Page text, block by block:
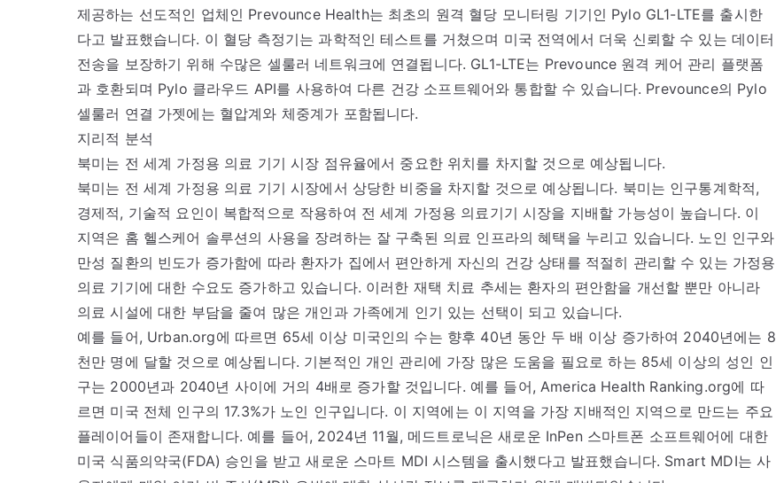
제공하는 선도적인 업체인 Prevounce Health는 최초의 원격 혈당 모니터링 기기인 Pylo GL1-LTE를 출시한
다고 발표했습니다. 이 혈당 측정기는 과학적인 테스트를 거쳤으며 미국 전역에서 더욱 신뢰할 수 있는 데이터
전송을 보장하기 위해 수많은 셀룰러 네트워크에 연결됩니다. GL1-LTE는 Prevounce 원격 케어 관리 플랫폼
과 호환되며 Pylo 클라우드 API를 사용하여 다른 건강 소프트웨어와 통합할 수 있습니다. Prevounce의 Pylo
셀룰러 연결 가젯에는 혈압계와 체중계가 포함됩니다.
지리적 분석
북미는 전 세계 가정용 의료 기기 시장 점유율에서 중요한 위치를 차지할 것으로 예상됩니다.
북미는 전 세계 가정용 의료 기기 시장에서 상당한 비중을 차지할 것으로 예상됩니다. 북미는 인구통계학적,
경제적, 기술적 요인이 복합적으로 작용하여 전 세계 가정용 의료기기 시장을 지배할 가능성이 높습니다. 이
지역은 홈 헬스케어 솔루션의 사용을 장려하는 잘 구축된 의료 인프라의 혜택을 누리고 있습니다. 노인 인구와
만성 질환의 빈도가 증가함에 따라 환자가 집에서 편안하게 자신의 건강 상태를 적절히 관리할 수 있는 가정용
의료 기기에 대한 수요도 증가하고 있습니다. 이러한 재택 치료 추세는 환자의 편안함을 개선할 뿐만 아니라
의료 시설에 대한 부담을 줄여 많은 개인과 가족에게 인기 있는 선택이 되고 있습니다.
예를 들어, Urban.org에 따르면 65세 이상 미국인의 수는 향후 40년 동안 두 배 이상 증가하여 2040년에는 8
천만 명에 달할 것으로 예상됩니다. 기본적인 개인 관리에 가장 많은 도움을 필요로 하는 85세 이상의 성인 인
구는 2000년과 2040년 사이에 거의 4배로 증가할 것입니다. 예를 들어, America Health Ranking.org에 따
르면 미국 전체 인구의 17.3%가 노인 인구입니다. 이 지역에는 이 지역을 가장 지배적인 지역으로 만드는 주요
플레이어들이 존재합니다. 예를 들어, 2024년 11월, 메드트로닉은 새로운 InPen 스마트폰 소프트웨어에 대한
미국 식품의약국(FDA) 승인을 받고 새로운 스마트 MDI 시스템을 출시했다고 발표했습니다. Smart MDI는 사